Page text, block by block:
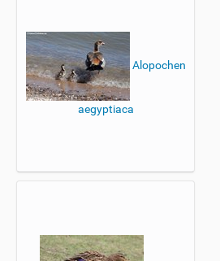
Alopochen
aegyptiaca